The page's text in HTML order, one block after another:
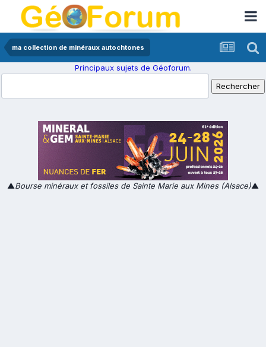
ma collection de minéraux autochtones
Principaux sujets de Géoforum.
▲Bourse minéraux et fossiles de Sainte Marie aux Mines (Alsace)▲